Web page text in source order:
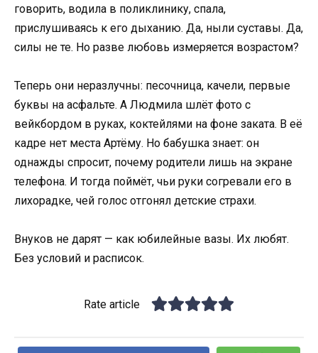
говорить, водила в поликлинику, спала,
прислушиваясь к его дыханию. Да, ныли суставы. Да,
силы не те. Но разве любовь измеряется возрастом?
Теперь они неразлучны: песочница, качели, первые
буквы на асфальте. А Людмила шлёт фото с
вейкбордом в руках, коктейлями на фоне заката. В её
кадре нет места Артёму. Но бабушка знает: он
однажды спросит, почему родители лишь на экране
телефона. И тогда поймёт, чьи руки согревали его в
лихорадке, чей голос отгонял детские страхи.
Внуков не дарят — как юбилейные вазы. Их любят.
Без условий и расписок.
Rate article